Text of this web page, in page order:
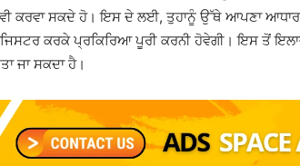
ਕਰਵਾ ਸਕਦੇ ਹੋ। ਇਸ ਦੇ ਲਈ, ਤੁਹਾਨੂੰ ਉੱਥੇ ਆਪਣਾ ਆਧਾਰ
ਕਰਕੇ ਪ੍ਰਕਿਰਿਆ ਪੂਰੀ ਕਰਨੀ ਹੋਵੇਗੀ। ਇਸ ਤੋਂ
ਜਾ ਸਕਦਾ ਹੈ।